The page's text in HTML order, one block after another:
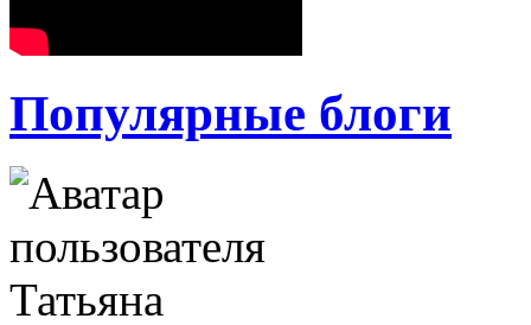
Популярные блоги